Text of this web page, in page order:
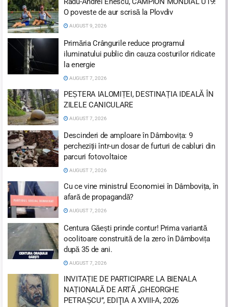
O poveste de aur scrisă la Plovdiv
AUGUST 9, 2026
Primăria Crângurile reduce programul
iluminatului public din cauza costurilor ridicate
la energie
AUGUST 7, 2026
PEȘTERA IALOMIȚEI, DESTINAȚIA IDEALĂ ÎN
ZILELE CANICULARE
AUGUST 7, 2026
Descinderi de amploare în Dâmbovița: 9
percheziții într-un dosar de furturi de cabluri din
parcuri fotovoltaice
AUGUST 7, 2026
Cu ce vine ministrul Economiei în Dâmbovița, în
afară de propagandă?
AUGUST 7, 2026
Centura Găești prinde contur! Prima variantă
ocolitoare construită de la zero în Dâmbovița
după 35 de ani.
AUGUST 7, 2026
INVITAȚIE DE PARTICIPARE LA BIENALA
NAȚIONALĂ DE ARTĂ „GHEORGHE
PETRAȘCU”, EDIŢIA A XVIII-A, 2026